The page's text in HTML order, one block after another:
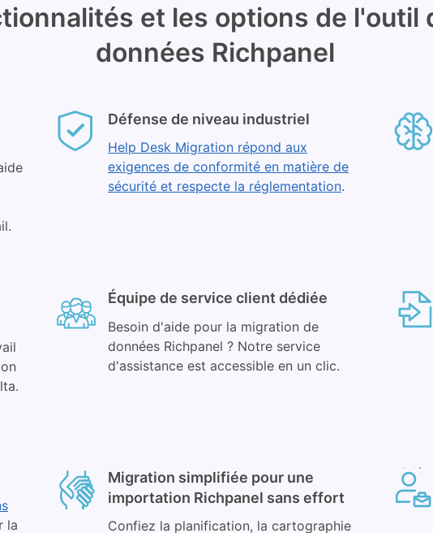
et les options de l'outil
données Richpanel
Défense de niveau industriel
Help Desk Migration répond aux
exigences de conformité en matière de
sécurité et respecte la réglementation.
Équipe de service client dédiée
Besoin d'aide pour la migration de
données Richpanel ? Notre service
d'assistance est accessible en un clic.
la
Migration simplifiée pour une
importation Richpanel sans effort
Confiez la planification, la cartographie